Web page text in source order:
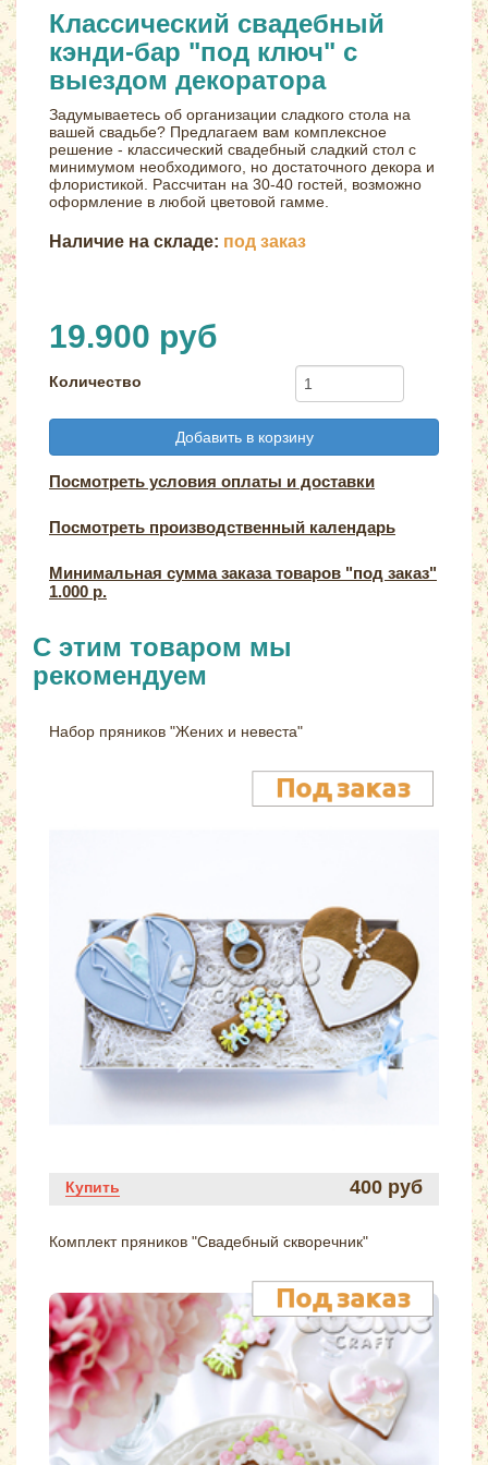
Классический свадебный
кэнди-бар "под ключ" с
выездом декоратора
Задумываетесь об организации сладкого стола на
вашей свадьбе? Предлагаем вам комплексное
решение - классический свадебный сладкий стол с
минимумом необходимого, но достаточного декора и
флористикой. Рассчитан на 30-40 гостей, возможно
оформление в любой цветовой гамме.
Наличие на складе: под заказ
19.900 руб
Количество
Добавить в корзину
Посмотреть условия оплаты и доставки
Посмотреть производственный календарь
Минимальная сумма заказа товаров "под заказ"
1.000 р.
С этим товаром мы
рекомендуем
Набор пряников "Жених и невеста"
Купить 400 руб
Комплект пряников "Свадебный скворечник"